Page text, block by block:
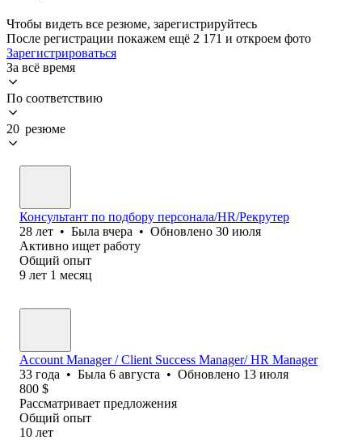
Чтобы видеть все резюме, зарегистрируйтесь
После регистрации покажем ещё 2 171 и откроем фото
Зарегистрироваться
За всё время
По соответствию
20 резюме
Консультант по подбору персонала/HR/Рекрутер
28 лет • Была вчера • Обновлено 30 июля
Активно ищет работу
Общий опыт
9 лет 1 месяц
Account Manager / Client Success Manager/ HR Manager
33 года • Была 6 августа • Обновлено 13 июля
800 $
Рассматривает предложения
Общий опыт
10 лет